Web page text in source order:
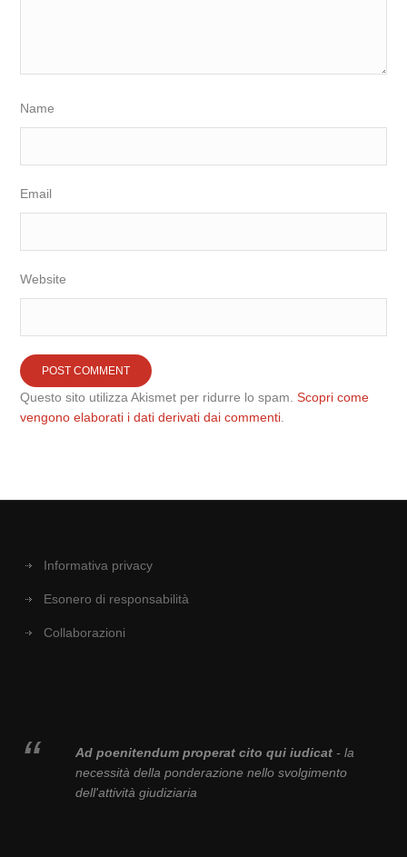
Name
Email
Website
Questo sito utilizza Akismet per ridurre lo spam.Scopri come
vengono elaborati i dati derivati dai commenti
Informativa privacy
Esonero di responsabilità
Collaborazioni
Ad poenitendum properat cito qui iudicat- la
necessità della ponderazione nello svolgimento
dell'attività giudiziaria